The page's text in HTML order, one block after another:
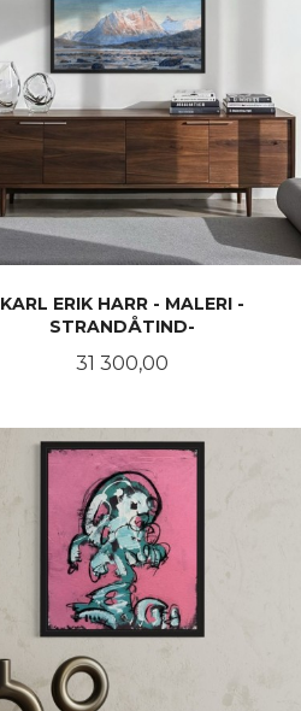
KARL ERIK HARR - MALERI -
STRANDÅTIND-
Pris
31 300,00